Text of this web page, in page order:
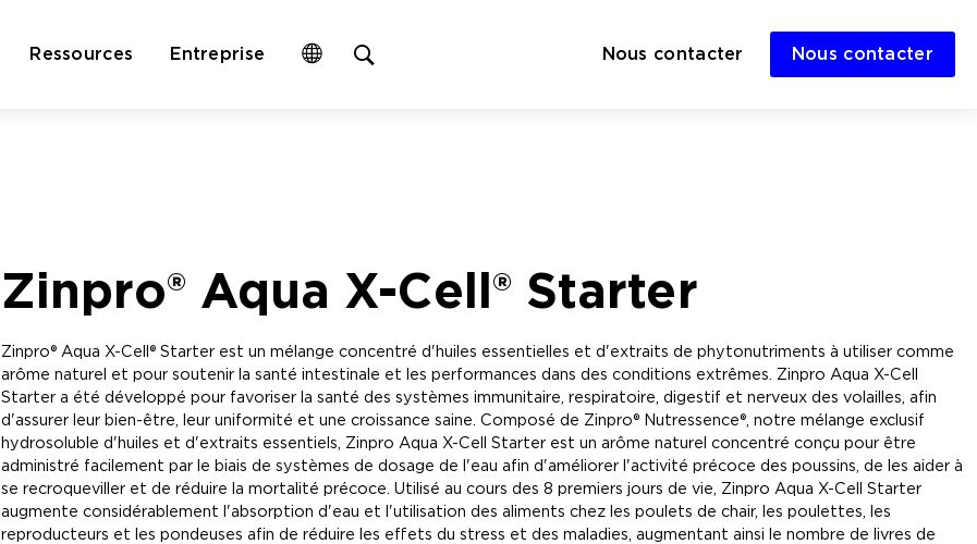
Ressources Entreprise Nous contacter Nous contacter
Zinpro® Aqua X-Cell® Starter
Zinpro® Aqua X-Cell® Starter est un mélange concentré d'huiles essentielles et d'extraits de phytonutriments à utiliser comme
arôme naturel et pour soutenir la santé intestinale et les performances dans des conditions extrêmes. Zinpro Aqua X-Cell
Starter a été développé pour favoriser la santé des systèmes immunitaire, respiratoire, digestif et nerveux des volailles, afin
d'assurer leur bien-être, leur uniformité et une croissance saine. Composé de Zinpro® Nutressence®, notre mélange exclusif
hydrosoluble d'huiles et d'extraits essentiels, Zinpro Aqua X-Cell Starter est un arôme naturel concentré conçu pour être
administré facilement par le biais de systèmes de dosage de l'eau afin d'améliorer l'activité précoce des poussins, de les aider à
se recroqueviller et de réduire la mortalité précoce. Utilisé au cours des 8 premiers jours de vie, Zinpro Aqua X-Cell Starter
augmente considérablement l'absorption d'eau et l'utilisation des aliments chez les poulets de chair, les poulettes, les
reproducteurs et les pondeuses afin de réduire les effets du stress et des maladies, augmentant ainsi le nombre de livres de